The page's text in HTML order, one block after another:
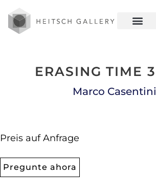
ERASING TIME 3
Marco Casentini
Preis auf Anfrage
Pregunte ahora